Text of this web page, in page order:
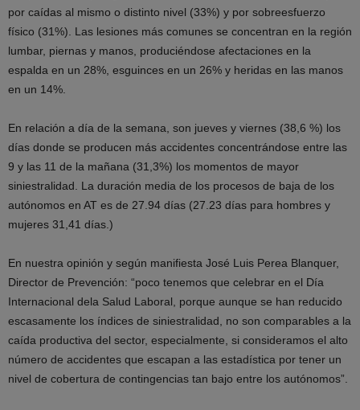
por caídas al mismo o distinto nivel (33%) y por sobreesfuerzo
físico (31%). Las lesiones más comunes se concentran en la región
lumbar, piernas y manos, produciéndose afectaciones en la
espalda en un 28%, esguinces en un 26% y heridas en las manos
en un 14%.
En relación a día de la semana, son jueves y viernes (38,6 %) los
días donde se producen más accidentes concentrándose entre las
9 y las 11 de la mañana (31,3%) los momentos de mayor
siniestralidad. La duración media de los procesos de baja de los
autónomos en AT es de 27.94 días (27.23 días para hombres y
mujeres 31,41 días.)
En nuestra opinión y según manifiesta José Luis Perea Blanquer,
Director de Prevención: “poco tenemos que celebrar en el Día
Internacional dela Salud Laboral, porque aunque se han reducido
escasamente los índices de siniestralidad, no son comparables a la
caída productiva del sector, especialmente, si consideramos el alto
número de accidentes que escapan a las estadística por tener un
nivel de cobertura de contingencias tan bajo entre los autónomos”.